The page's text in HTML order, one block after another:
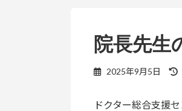
院長先生
2025年9月5日
ドクター総合支援